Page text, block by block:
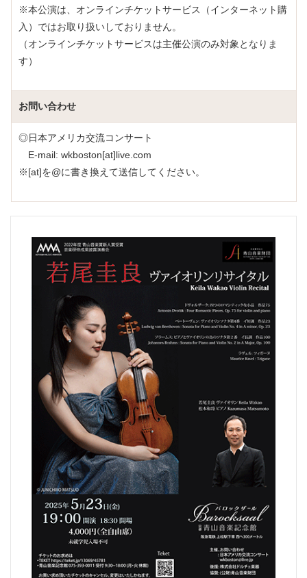
※本公演は、オンラインチケットサービス（インターネット購
入）ではお取り扱いしておりません。
（オンラインチケットサービスは主催公演のみ対象となりま
す）
お問い合わせ
◎日本アメリカ交流コンサート
E-mail: wkboston[at]live.com
※[at]を@に書き換えて送信してください。